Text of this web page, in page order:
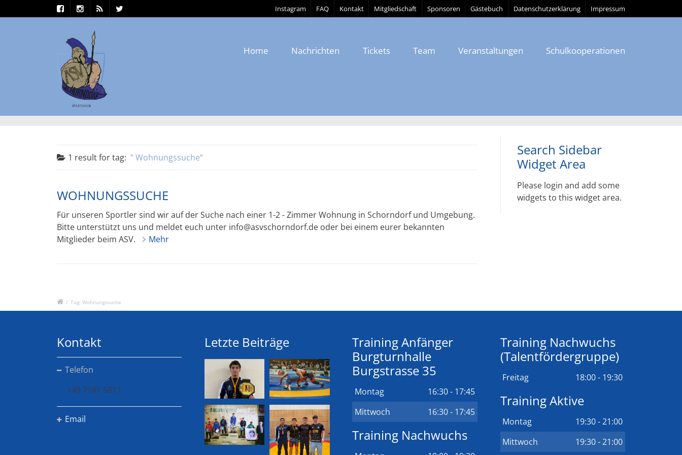
Instagram FAQ Kontakt Mitgliedschaft Sponsoren Gästebuch Datenschutzerklärung Impressum
Home Nachrichten Tickets Team Veranstaltungen Schulkooperationen
1 result fortag: Wohnungssuche
WOHNUNGSSUCHE
Für unseren Sportler sind wir auf der Suche nach einer 1-2 - Zimmer Wohnung in Schorndorf und Umgebung.
Bitte unterstützt uns und meldet euch unter info@asvschorndorf.de oder bei einem eurer bekannten
Mitglieder beim ASV.
Mehr
Search Sidebar
Widget Area
Please login and add some
widgets to this widget area.
/ Tag: Wohnungssuche
Kontakt
Telefon
+49 7181 5811
Email
Letzte Beiträge
Training Anfänger
Burgturnhalle
Burgstrasse 35
Montag
16:30 - 17:45
Mittwoch
16:30 - 17:45
Training Nachwuchs
Training Nachwuchs
(Talentfördergruppe)
Freitag 18:00 - 19:30
Training Aktive
Montag
19:30 - 21:00
Mittwoch
19:30 - 21:00